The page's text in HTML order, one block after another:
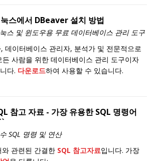
스에서 DBeaver 설치 방법
스 및 윈도우용 무료 데이터베이스 관리 도구
데이터베이스 관리자, 분석가 및 전문적으로
사람을 위한 데이터베이스 관리 도구이자
다. 다운로드하여 사용할 수 있습니다.
참고 자료 - 가장 유용한 SQL 명령어
SQL 명령 및 연산
관련된 간결한 SQL 참고자료입니다. 가장